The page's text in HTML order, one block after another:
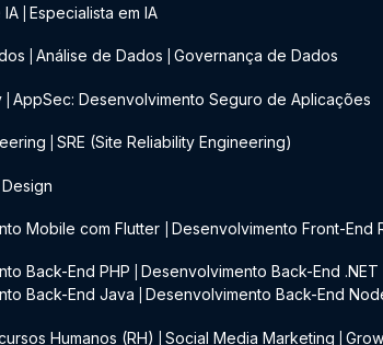
IA Especialista em IA
Análise de Dados Governança de Dados
AppSec: Desenvolvimento Seguro de Aplicações
SRE (Site Reliability Engineering)
Mobile com Flutter Desenvolvimento Front-End
Back-End PHP Desenvolvimento Back-End .NET
Back-End Java Desenvolvimento Back-End
Humanos (RH) Social Media Marketing